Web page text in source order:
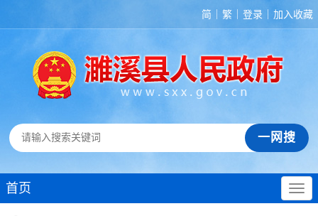
简 繁 登录 加入收藏
首页